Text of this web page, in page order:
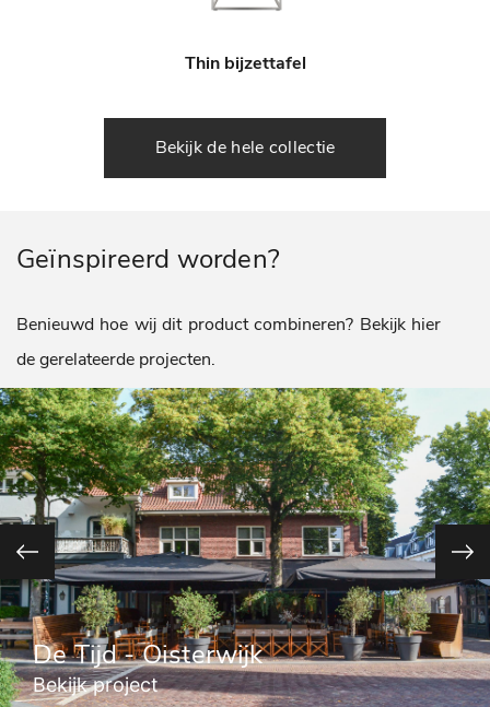
Thin bijzettafel
Bekijk de hele collectie
Geïnspireerd worden?
Benieuwd hoe wij dit product combineren? Bekijk hier
de gerelateerde projecten.
De Tijd - Oisterwijk
Bekijk project